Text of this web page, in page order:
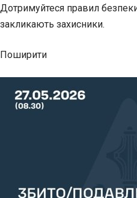
Дотримуйтеся правил
закликають захисники.
Поширити